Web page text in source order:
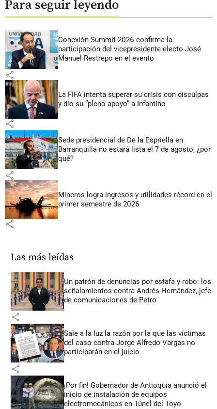
Para seguir leyendo
Conexión Summit 2026 confirma la
participación del vicepresidente electo José
Manuel Restrepo en el evento
share
La FIFA intenta superar su crisis con disculpas
y dio su “pleno apoyo” a Infantino
share
Sede presidencial de De la Espriella en
Barranquilla no estará lista el 7 de agosto, ¿por
qué?
share
Mineros logra ingresos y utilidades récord en el
primer semestre de 2026
share
Las más leídas
Un patrón de denuncias por estafa y robo: los
señalamientos contra Andrés Hernández, jefe
de comunicaciones de Petro
share
Sale a la luz la razón por la que las víctimas
del caso contra Jorge Alfredo Vargas no
participarán en el juicio
share
¡Por fin! Gobernador de Antioquia anunció el
inicio de instalación de equipos
electromecánicos en Túnel del Toyo